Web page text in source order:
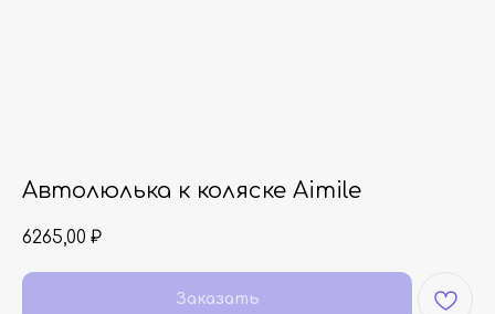
Автолюлька к коляске Aimile
6265,00 ₽
Заказать